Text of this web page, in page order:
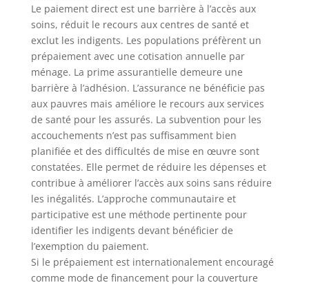
Le paiement direct est une barrière à l’accès aux
soins, réduit le recours aux centres de santé et
exclut les indigents. Les populations préfèrent un
prépaiement avec une cotisation annuelle par
ménage. La prime assurantielle demeure une
barrière à l’adhésion. L’assurance ne bénéficie pas
aux pauvres mais améliore le recours aux services
de santé pour les assurés. La subvention pour les
accouchements n’est pas suffisamment bien
planifiée et des difficultés de mise en œuvre sont
constatées. Elle permet de réduire les dépenses et
contribue à améliorer l’accès aux soins sans réduire
les inégalités. L’approche communautaire et
participative est une méthode pertinente pour
identifier les indigents devant bénéficier de
l’exemption du paiement.
Si le prépaiement est internationalement encouragé
comme mode de financement pour la couverture